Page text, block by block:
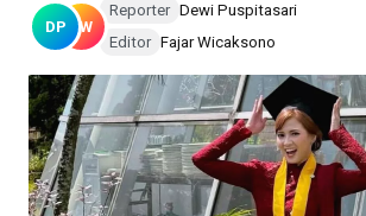
DP FW
Reporter Dewi Puspitasari
Editor Fajar Wicaksono